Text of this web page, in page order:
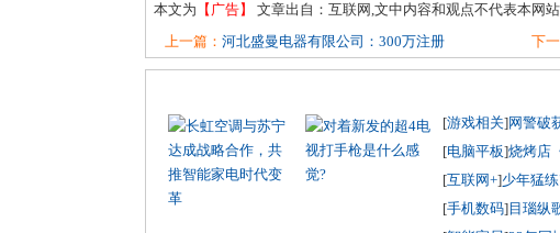
本文为 【广告】
文章出自：互联网,文中内容和观点不代表本网
上一篇： 河北盛曼电器有限公司：300万注册 下
[游戏相关]网警破
[电脑平板]烧烤店
[互联网+]少年猛
[手机数码]目瑙纵